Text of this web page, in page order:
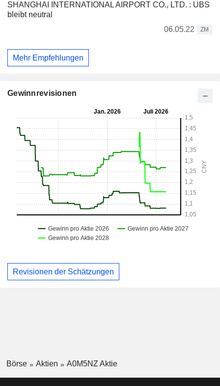
SHANGHAI INTERNATIONAL AIRPORT CO., LTD. : UBS
bleibt neutral
06.05.22
ZM
Mehr Empfehlungen
Gewinnrevisionen
Revisionen der Schätzungen
Börse Aktien A0M5NZ Aktie